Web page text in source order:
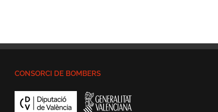
CONSORCI DE BOMBERS